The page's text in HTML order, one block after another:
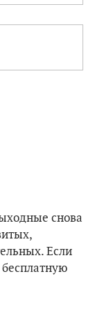
снова
Если
бесплатную